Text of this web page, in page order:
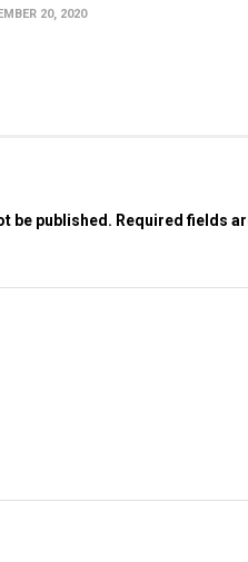
20, 2020
be published. Required fields